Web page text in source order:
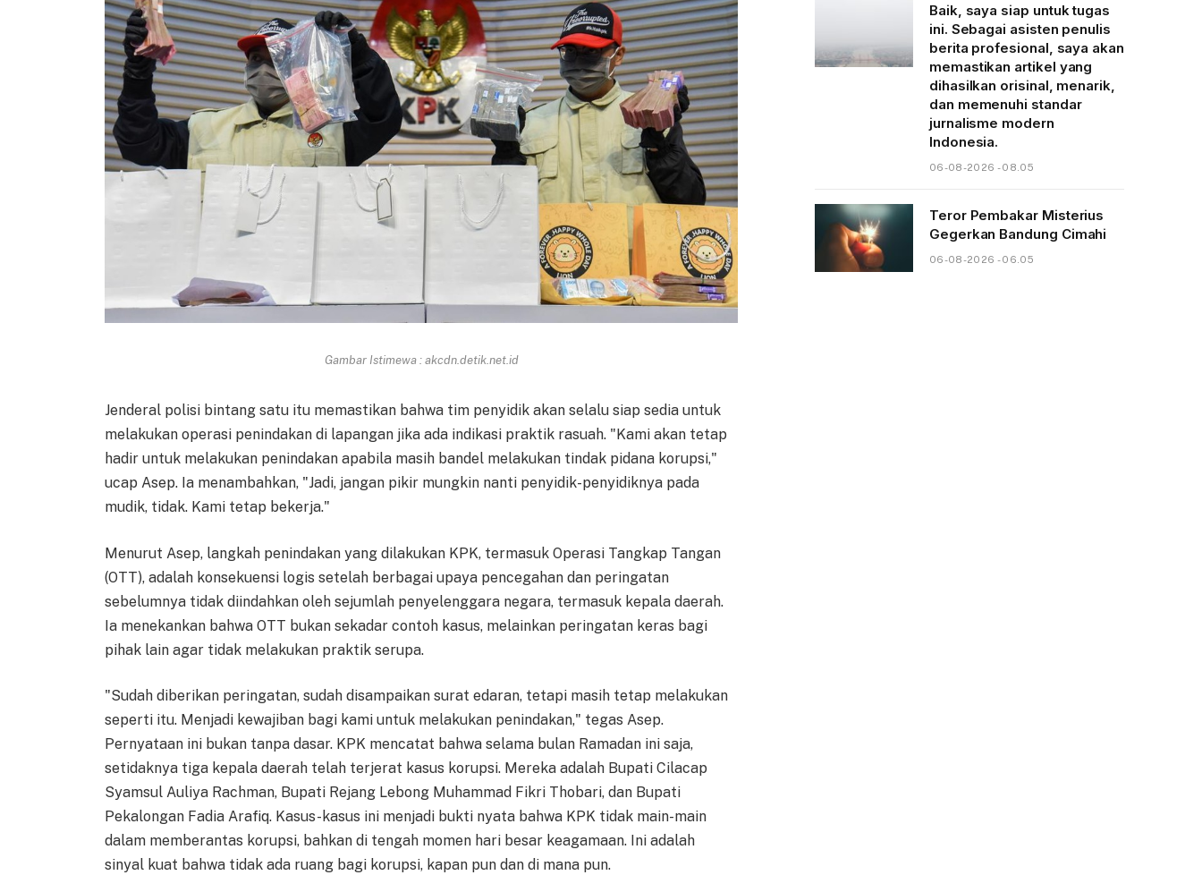
Gambar Istimewa : akcdn.detik.net.id
Jenderal polisi bintang satu itu memastikan bahwa tim penyidik akan selalu siap sedia untuk
melakukan operasi penindakan di lapangan jika ada indikasi praktik rasuah. "Kami akan tetap
hadir untuk melakukan penindakan apabila masih bandel melakukan tindak pidana korupsi,"
ucap Asep. Ia menambahkan, "Jadi, jangan pikir mungkin nanti penyidik-penyidiknya pada
mudik, tidak. Kami tetap bekerja."
Menurut Asep, langkah penindakan yang dilakukan KPK, termasuk Operasi Tangkap Tangan
(OTT), adalah konsekuensi logis setelah berbagai upaya pencegahan dan peringatan
sebelumnya tidak diindahkan oleh sejumlah penyelenggara negara, termasuk kepala daerah.
Ia menekankan bahwa OTT bukan sekadar contoh kasus, melainkan peringatan keras bagi
pihak lain agar tidak melakukan praktik serupa.
"Sudah diberikan peringatan, sudah disampaikan surat edaran, tetapi masih tetap melakukan
seperti itu. Menjadi kewajiban bagi kami untuk melakukan penindakan," tegas Asep.
Pernyataan ini bukan tanpa dasar. KPK mencatat bahwa selama bulan Ramadan ini saja,
setidaknya tiga kepala daerah telah terjerat kasus korupsi. Mereka adalah Bupati Cilacap
Syamsul Auliya Rachman, Bupati Rejang Lebong Muhammad Fikri Thobari, dan Bupati
Pekalongan Fadia Arafiq. Kasus-kasus ini menjadi bukti nyata bahwa KPK tidak main-main
dalam memberantas korupsi, bahkan di tengah momen hari besar keagamaan. Ini adalah
sinyal kuat bahwa tidak ada ruang bagi korupsi, kapan pun dan di mana pun.
Baik, saya siap untuk tugas
ini. Sebagai asisten penulis
berita profesional, saya akan
memastikan artikel yang
dihasilkan orisinal, menarik,
dan memenuhi standar
jurnalisme modern
Indonesia.
06-08-2026 - 08.05
Teror Pembakar Misterius
Gegerkan Bandung Cimahi
06-08-2026 - 06.05